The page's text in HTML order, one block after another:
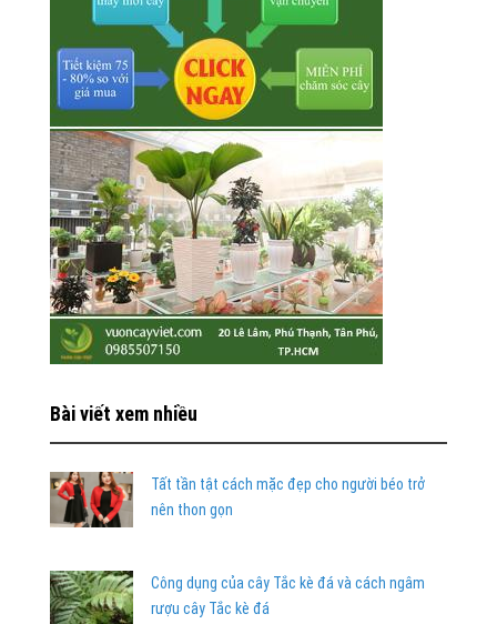
Bài viết xem nhiều
Tất tần tật cách mặc đẹp cho người béo trở
nên thon gọn
Công dụng của cây Tắc kè đá và cách ngâm
rượu cây Tắc kè đá